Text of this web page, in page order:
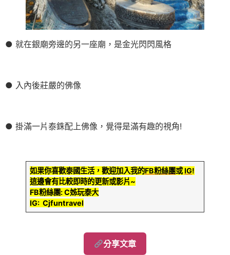
● 就在銀廟旁邊的另一座廟，是金光閃閃風格
● 入內後莊嚴的佛像
● 掛滿一片泰銖配上佛像，覺得是滿有趣的視角!
如果你喜歡泰國生活，歡迎加入我的FB粉絲團或IG!
這邊會有比較即時的更新或影片~
FB粉絲團: C姊玩泰大
IG: Cjfuntravel
分享文章